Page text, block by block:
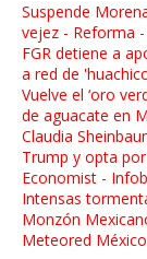
Suspende
vejez - Reforma -
FGR detiene a
a red de
Vuelve el ‘oro
de aguacate en
Claudia
Trump y opta
Economist -
Intensas
Monzón
Meteored México